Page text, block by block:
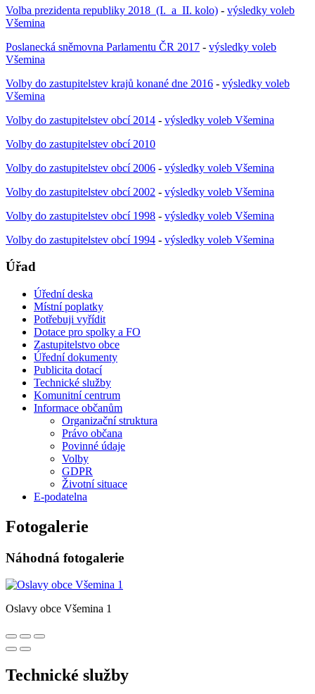
Volba prezidenta republiky 2018 (I. a II. kolo) - výsledky voleb
Všemina
Poslanecká sněmovna Parlamentu ČR 2017 - výsledky voleb
Všemina
Volby do zastupitelstev krajů konané dne 2016 - výsledky voleb
Všemina
Volby do zastupitelstev obcí 2014 - výsledky voleb Všemina
Volby do zastupitelstev obcí 2010
Volby do zastupitelstev obcí 2006 - výsledky voleb Všemina
Volby do zastupitelstev obcí 2002 - výsledky voleb Všemina
Volby do zastupitelstev obcí 1998 - výsledky voleb Všemina
Volby do zastupitelstev obcí 1994 - výsledky voleb Všemina
Úřad
Úřední deska
Místní poplatky
Potřebuji vyřídit
Dotace pro spolky a FO
Zastupitelstvo obce
Úřední dokumenty
Publicita dotací
Technické služby
Komunitní centrum
Informace občanům
Organizační struktura
Právo občana
Povinné údaje
Volby
GDPR
Životní situace
E-podatelna
Fotogalerie
Náhodná fotogalerie
Oslavy obce Všemina 1
Technické služby